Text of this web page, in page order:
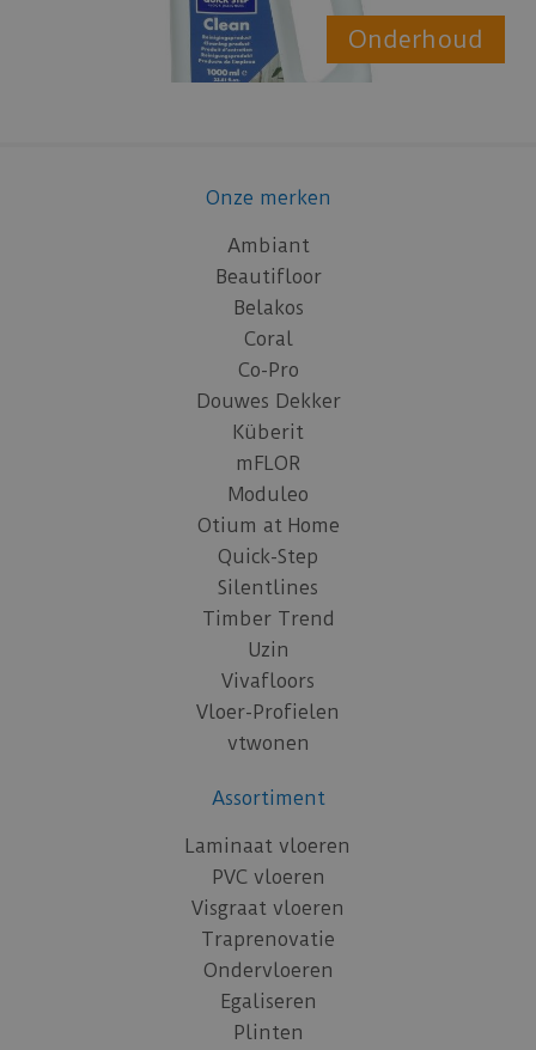
Onderhoud
Onze merken
Ambiant
Beautifloor
Belakos
Coral
Co-Pro
Douwes Dekker
Küberit
mFLOR
Moduleo
Otium at Home
Quick-Step
Silentlines
Timber Trend
Uzin
Vivafloors
Vloer-Profielen
vtwonen
Assortiment
Laminaat vloeren
PVC vloeren
Visgraat vloeren
Traprenovatie
Ondervloeren
Egaliseren
Plinten